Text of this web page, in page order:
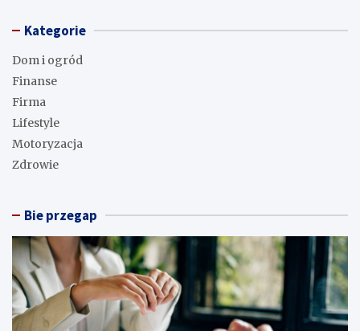
Kategorie
Dom i ogród
Finanse
Firma
Lifestyle
Motoryzacja
Zdrowie
Bie przegap